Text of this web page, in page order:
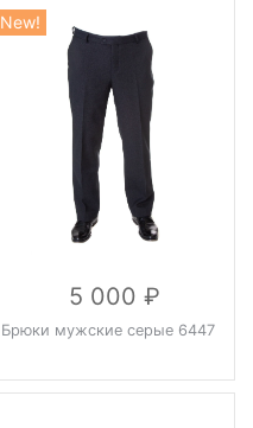
New!
5 000
Брюки мужские серые 6447